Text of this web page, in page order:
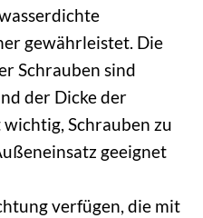
gewährleistet. Die
Schrauben sind
der Dicke der
Schrauben zu
geeignet
verfügen, die mit